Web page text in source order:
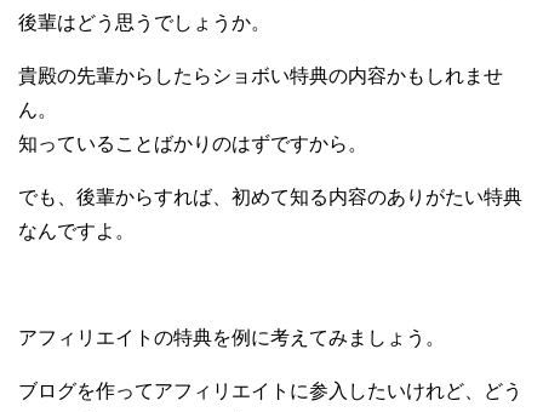
後輩はどう思うでしょうか。
貴殿の先輩からしたらショボい特典の内容かもしれませ
ん。
知っていることばかりのはずですから。
でも、後輩からすれば、初めて知る内容のありがたい特典
なんですよ。
アフィリエイトの特典を例に考えてみましょう。
ブログを作ってアフィリエイトに参入したいけれど、どう